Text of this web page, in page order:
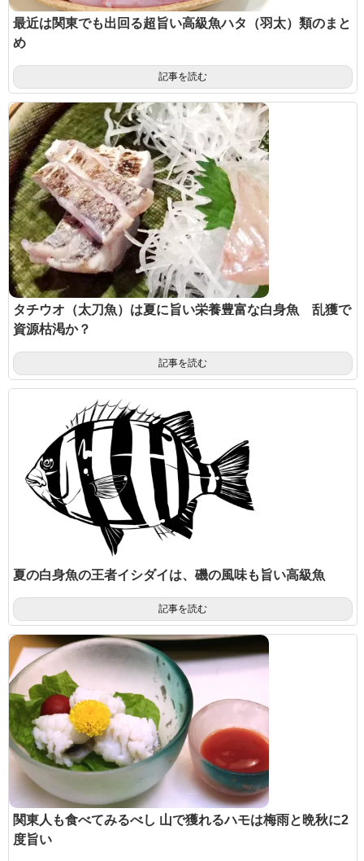
最近は関東でも出回る超旨い高級魚ハタ（羽太）類のまと
め
記事を読む
タチウオ（太刀魚）は夏に旨い栄養豊富な白身魚 乱獲で
資源枯渇か？
記事を読む
夏の白身魚の王者イシダイは、磯の風味も旨い高級魚
記事を読む
関東人も食べてみるべし 山で獲れるハモは梅雨と晩秋に2
度旨い